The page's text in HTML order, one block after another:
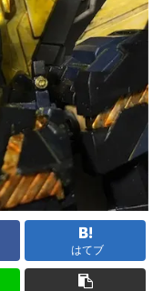
はてブ